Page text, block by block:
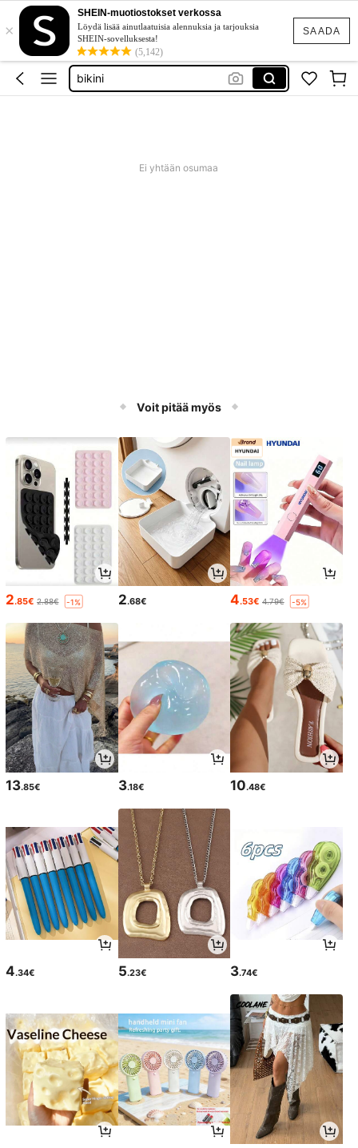
SAADA
×
SHEIN-muotiostokset verkossa
Löydä lisää ainutlaatuisia alennuksia ja tarjouksia
SHEIN-sovelluksesta!
(5,142)
top
festival outfits women
dress
bikini
Ei yhtään osumaa
Voit pitää myös
2.85€ 2.88€ -1% 2.68€ 4.53€ 4.79€ -5%
13.85€ 3.18€ 10.48€
4.34€ 5.23€ 3.74€